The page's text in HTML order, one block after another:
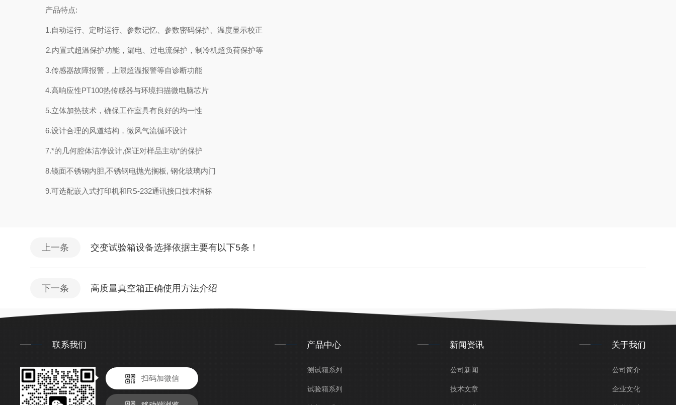
产品特点:
1.自动运行、定时运行、参数记忆、参数密码保护、温度显示校正
2.内置式超温保护功能，漏电、过电流保护，制冷机超负荷保护等
3.传感器故障报警，上限超温报警等自诊断功能
4.高响应性PT100热传感器与环境扫描微电脑芯片
5.立体加热技术，确保工作室具有良好的均一性
6.设计合理的风道结构，微风气流循环设计
7.*的几何腔体洁净设计,保证对样品主动*的保护
8.镜面不锈钢内胆,不锈钢电抛光搁板, 钢化玻璃内门
9.可选配嵌入式打印机和RS-232通讯接口技术指标
上一条 交变试验箱设备选择依据主要有以下5条！
下一条 高质量真空箱正确使用方法介绍
联系我们
扫码加微信
产品中心
测试箱系列
试验箱系列
新闻资讯
公司新闻
技术文章
关于我们
公司简介
企业文化